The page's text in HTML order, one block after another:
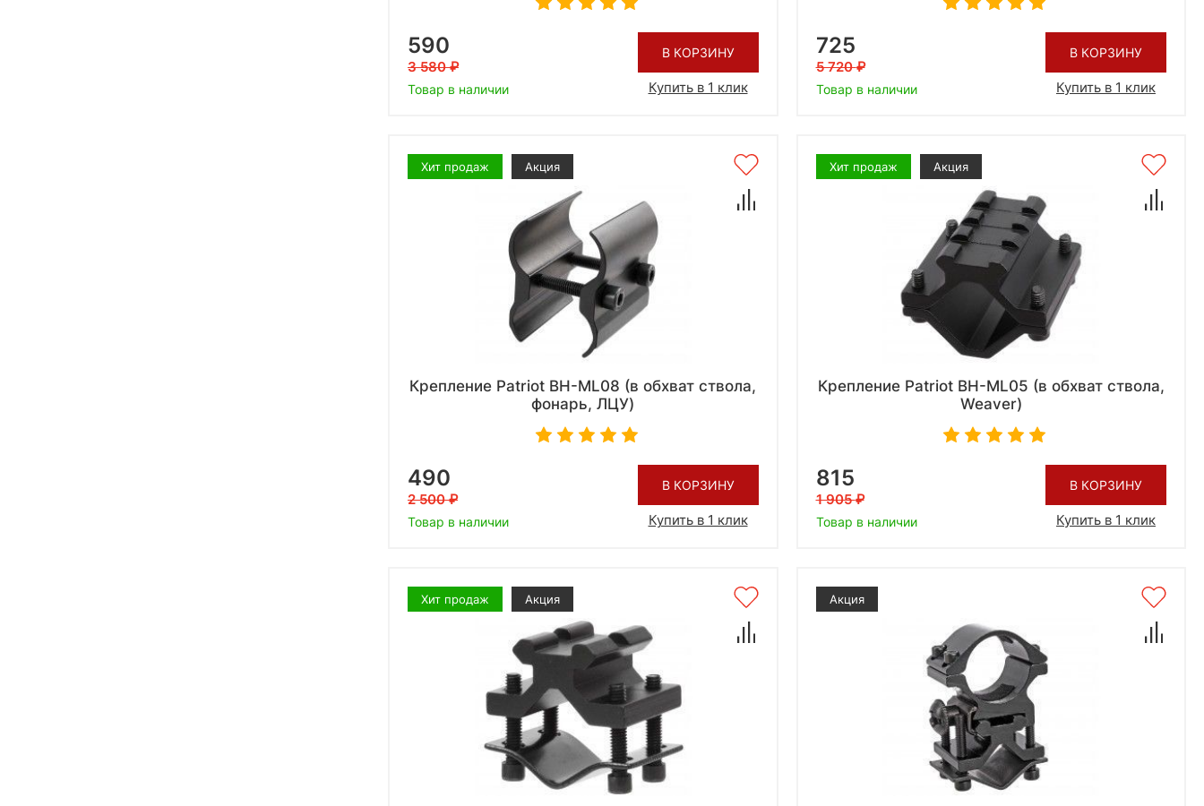
590
3 580
Товар в наличии
В КОРЗИНУ
Купить в 1 клик
725
5 720
Товар в наличии
В КОРЗИНУ
Купить в 1 клик
Хит продаж Акция
Крепление Patriot BH-ML08 (в обхват ствола,
фонарь, ЛЦУ)
490
2 500
Товар в наличии
В КОРЗИНУ
Купить в 1 клик
Хит продаж Акция
Крепление Patriot BH-ML05 (в обхват ствола,
Weaver)
815
1 905
Товар в наличии
В КОРЗИНУ
Купить в 1 клик
Хит продаж Акция Акция